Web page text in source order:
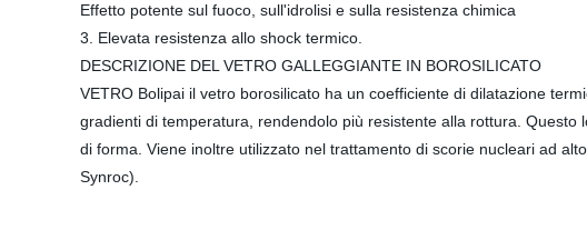
Effetto potente sul fuoco, sull'idrolisi e sulla resistenza chimica
3. Elevata resistenza allo shock termico.
DESCRIZIONE DEL VETRO GALLEGGIANTE IN BOROSILICATO
VETRO Bolipai il vetro borosilicato ha un coefficiente di dilatazione
gradienti di temperatura, rendendolo più resistente alla rottura.
di forma. Viene inoltre utilizzato nel trattamento di scorie nucleari ad
Synroc).